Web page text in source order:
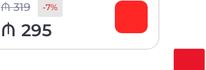
₼319 -7%
₼ 295